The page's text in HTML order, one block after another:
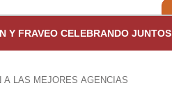
Y FRAVEO CELEBRANDO JUNTOS
A LAS MEJORES AGENCIAS